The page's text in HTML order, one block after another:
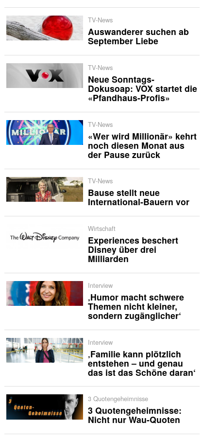
TV-News
Auswanderer suchen ab
September Liebe
TV-News
Neue Sonntags-
Dokusoap: VOX startet die
«Pfandhaus-Profis»
TV-News
«Wer wird Millionär» kehrt
noch diesen Monat aus
der Pause zurück
TV-News
Bause stellt neue
International-Bauern vor
Wirtschaft
Experiences beschert
Disney über drei
Milliarden
Interview
‚Humor macht schwere
Themen nicht kleiner,
sondern zugänglicher‘
Interview
‚Familie kann plötzlich
entstehen – und genau
das ist das Schöne daran‘
3 Quotengeheimnisse
3 Quotengeheimnisse:
Nicht nur Wau-Quoten